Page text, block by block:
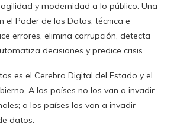
y modernidad a lo público. Una
el Poder de los Datos, técnica e
errores, elimina corrupción, detecta
decisiones y predice crisis.
es el Cerebro Digital del Estado y el
A los países no los van a invadir
a los países los van a invadir
datos.